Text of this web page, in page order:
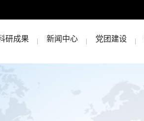
研成果 新闻中心 党团建设